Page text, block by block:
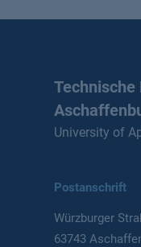
Technische
University of
Postanschrift
Würzburger
63743